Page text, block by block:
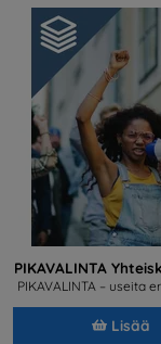
PIKAVALINTA
PIKAVALINTA – useita
Lisää